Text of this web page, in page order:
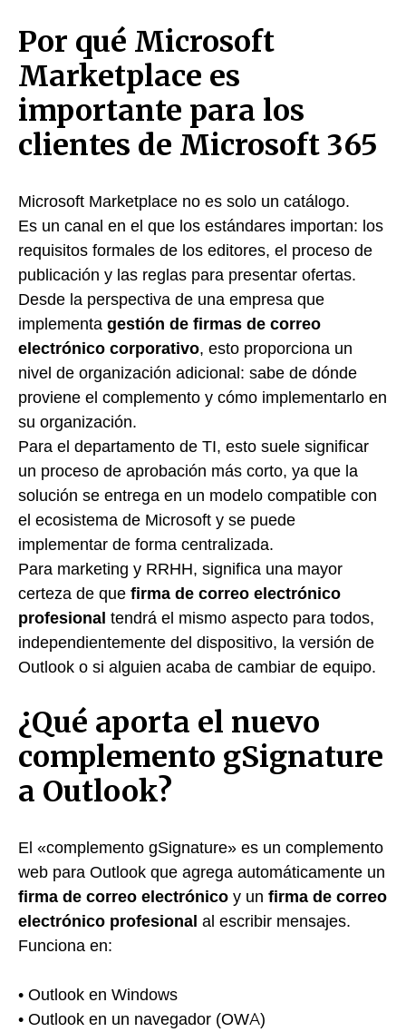
Por qué Microsoft
Marketplace es
importante para los
clientes de Microsoft 365
Microsoft Marketplace no es solo un catálogo.
Es un canal en el que los estándares importan: los
requisitos formales de los editores, el proceso de
publicación y las reglas para presentar ofertas.
Desde la perspectiva de una empresa que
implementa gestión de firmas de correo
electrónico corporativo, esto proporciona un
nivel de organización adicional: sabe de dónde
proviene el complemento y cómo implementarlo en
su organización.
Para el departamento de TI, esto suele significar
un proceso de aprobación más corto, ya que la
solución se entrega en un modelo compatible con
el ecosistema de Microsoft y se puede
implementar de forma centralizada.
Para marketing y RRHH, significa una mayor
certeza de que firma de correo electrónico
profesional tendrá el mismo aspecto para todos,
independientemente del dispositivo, la versión de
Outlook o si alguien acaba de cambiar de equipo.
¿Qué aporta el nuevo
complemento gSignature
a Outlook?
El «complemento gSignature» es un complemento
web para Outlook que agrega automáticamente un
firma de correo electrónico y un firma de correo
electrónico profesional al escribir mensajes.
Funciona en:
• Outlook en Windows
• Outlook en un navegador (OWA)